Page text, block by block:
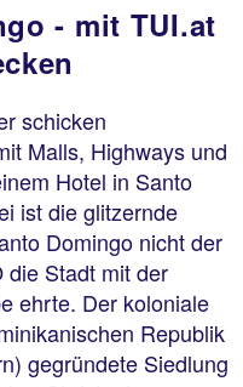
- mit TUI.at
schicken
Malls, Highways und
Hotel in Santo
ist die glitzernde
Domingo nicht der
die Stadt mit der
ehrte. Der koloniale
Republik
gegründete Siedlung